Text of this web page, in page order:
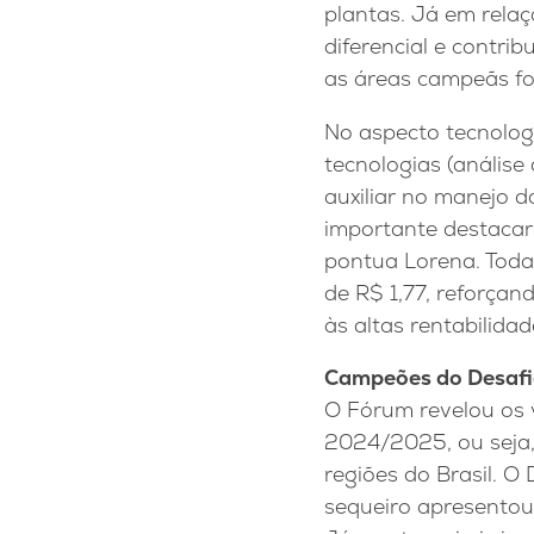
plantas. Já em
diferencial e
as áreas campeãs
No aspecto
tecnologias (análise
auxiliar no manejo
importante
pontua Lorena.
de R$ 1,77,
às altas
Campeões do
O Fórum revelou
2024/2025, ou
regiões do Brasil. O
sequeiro